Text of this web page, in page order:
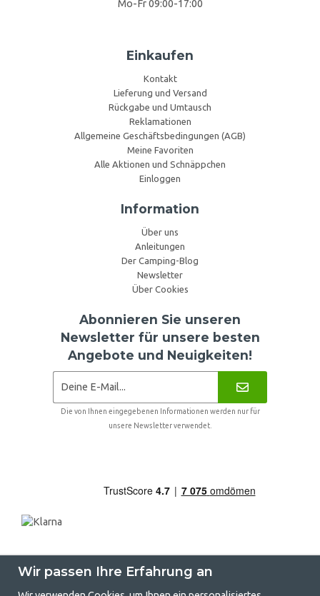
Mo-Fr 09:00-17:00
Einkaufen
Kontakt
Lieferung und Versand
Rückgabe und Umtausch
Reklamationen
Allgemeine Geschäftsbedingungen (AGB)
Meine Favoriten
Alle Aktionen und Schnäppchen
Einloggen
Information
Über uns
Anleitungen
Der Camping-Blog
Newsletter
Über Cookies
Abonnieren Sie unseren
Newsletter für unsere besten
Angebote und Neuigkeiten!
Die von Ihnen eingegebenen Informationen werden nur für
unsere Newsletter verwendet.
Wir passen Ihre Erfahrung an